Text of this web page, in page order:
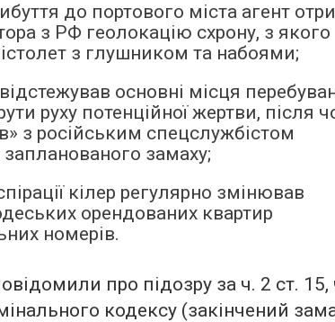
до портового міста агент
з РФ геолокацію схрону, з якого
з глушником та набоями;
основні місця
руху потенційної жертви, після
з російським спецслужбістом
замаху;
кілер регулярно змінював
орендованих квартир
номерів.
про підозру за ч. 2 ст. 15,
кодексу (закінчений